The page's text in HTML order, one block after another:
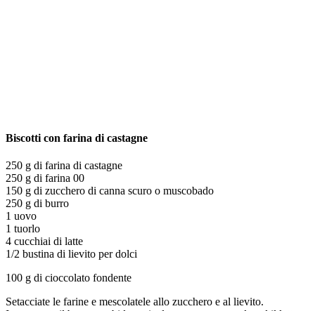
Biscotti con farina di castagne
250 g di farina di castagne
250 g di farina 00
150 g di zucchero di canna scuro o muscobado
250 g di burro
1 uovo
1 tuorlo
4 cucchiai di latte
1/2 bustina di lievito per dolci
100 g di cioccolato fondente
Setacciate le farine e mescolatele allo zucchero e al lievito.